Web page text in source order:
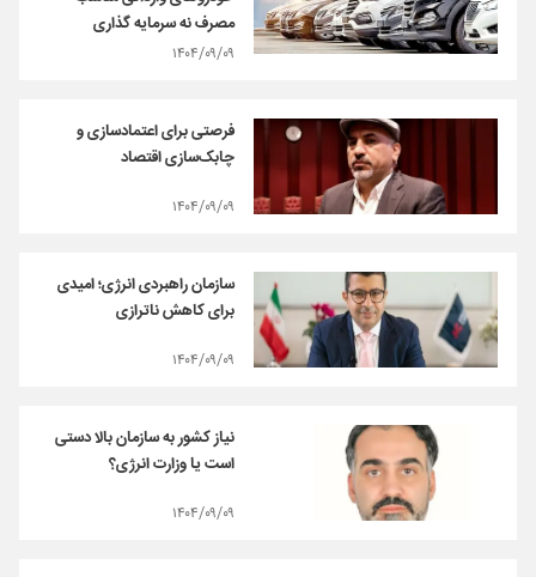
مصرف نه سرمایه گذاری
۱۴۰۴/۰۹/۰۹
فرصتی برای اعتماد‌سازی و
چابک‌سازی اقتصاد
۱۴۰۴/۰۹/۰۹
سازمان راهبردی انرژی؛ امیدی
برای کاهش ناترازی
۱۴۰۴/۰۹/۰۹
نیاز کشور به سازمان بالا دستی
است یا وزارت انرژی؟
۱۴۰۴/۰۹/۰۹